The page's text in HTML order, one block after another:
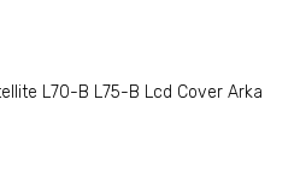
L70-B L75-B Lcd Cover Arka